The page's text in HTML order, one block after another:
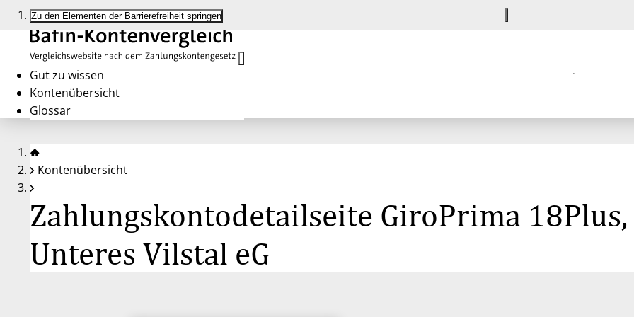
Zu den Elementen der Barrierefreiheit springen
Gut zu wissen
Kontenübersicht
Glossar
Kontenübersicht
Zahlungskontodetailseite GiroPrima
Unteres Vilstal eG